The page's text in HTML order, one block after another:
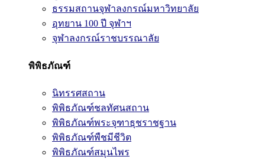
ธรรมสถานจุฬาลงกรณ์มหาวิทยาลัย
อุทยาน 100 ปี จุฬาฯ
จุฬาลงกรณ์ราชบรรณาลัย
พิพิธภัณฑ์
นิทรรศสถาน
พิพิธภัณฑ์ชลทัศนสถาน
พิพิธภัณฑ์พระจุฑาธุชราชฐาน
พิพิธภัณฑ์พืชมีชีวิต
พิพิธภัณฑ์สมุนไพร